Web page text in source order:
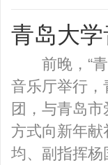
青岛大
前晚，“青
音乐厅举行
团，与青岛
方式向新年
均、副指挥